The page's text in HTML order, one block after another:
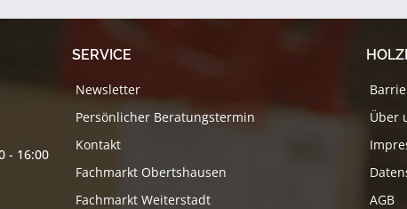
- 16:00
SERVICE
Newsletter
Persönlicher Beratungstermin
Kontakt
Fachmarkt Obertshausen
Fachmarkt Weiterstadt
Über
AGB